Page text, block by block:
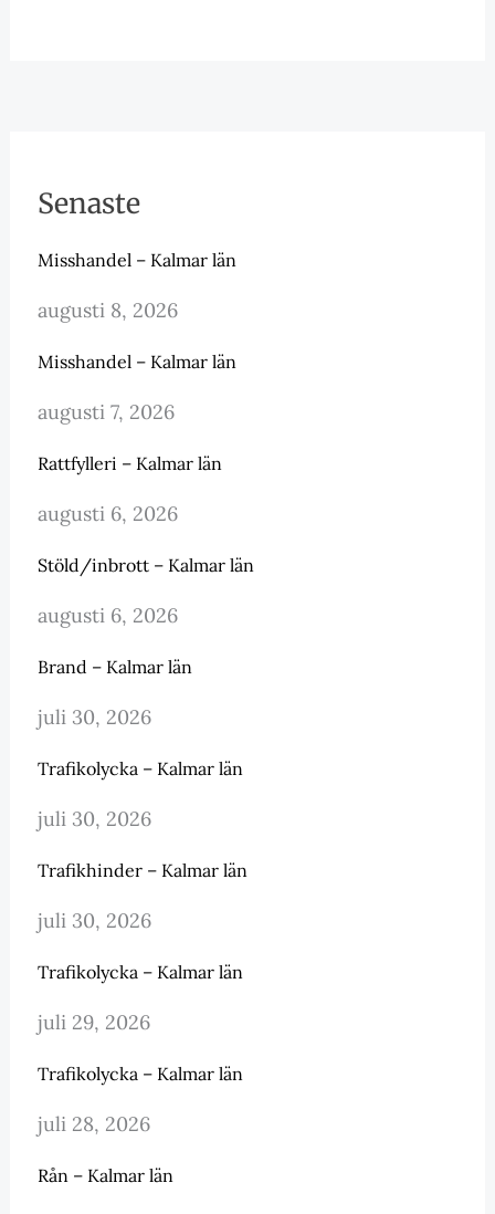
Senaste
Misshandel – Kalmar län
augusti 8, 2026
Misshandel – Kalmar län
augusti 7, 2026
Rattfylleri – Kalmar län
augusti 6, 2026
Stöld/inbrott – Kalmar län
augusti 6, 2026
Brand – Kalmar län
juli 30, 2026
Trafikolycka – Kalmar län
juli 30, 2026
Trafikhinder – Kalmar län
juli 30, 2026
Trafikolycka – Kalmar län
juli 29, 2026
Trafikolycka – Kalmar län
juli 28, 2026
Rån – Kalmar län